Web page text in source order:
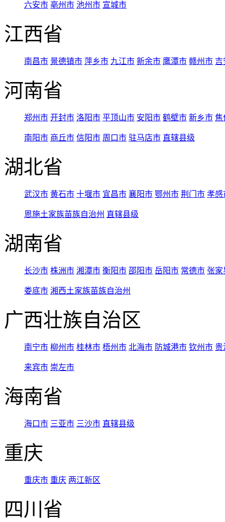
六安市 亳州市 池州市 宣城市
江西省
南昌市 景德镇市 萍乡市 九江市 新余市 鹰潭市 赣州市 吉
河南省
郑州市 开封市 洛阳市 平顶山市 安阳市 鹤壁市 新乡市 焦
南阳市 商丘市 信阳市 周口市 驻马店市 直辖县级
湖北省
武汉市 黄石市 十堰市 宜昌市 襄阳市 鄂州市 荆门市 孝感
恩施土家族苗族自治州 直辖县级
湖南省
长沙市 株洲市 湘潭市 衡阳市 邵阳市 岳阳市 常德市 张家
娄底市 湘西土家族苗族自治州
广西壮族自治区
南宁市 柳州市 桂林市 梧州市 北海市 防城港市 钦州市 贵
来宾市 崇左市
海南省
海口市 三亚市 三沙市 直辖县级
重庆
重庆市 重庆 两江新区
四川省